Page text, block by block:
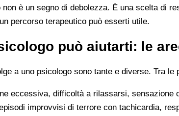
non è un segno di debolezza. È una scelta di
percorso terapeutico può esserti utile.
può aiutarti: le
a uno psicologo sono tante e diverse. Tra le
eccessiva, difficoltà a rilassarsi, sensazione
improvvisi di terrore con tachicardia,